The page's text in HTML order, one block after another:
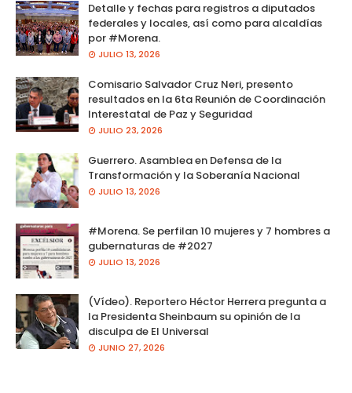
Detalle y fechas para registros a diputados
federales y locales, así como para alcaldías
por #Morena.
JULIO 13, 2026
Comisario Salvador Cruz Neri, presento
resultados en la 6ta Reunión de Coordinación
Interestatal de Paz y Seguridad
JULIO 23, 2026
Guerrero. Asamblea en Defensa de la
Transformación y la Soberanía Nacional
JULIO 13, 2026
#Morena. Se perfilan 10 mujeres y 7 hombres a
gubernaturas de #2027
JULIO 13, 2026
(Vídeo). Reportero Héctor Herrera pregunta a
la Presidenta Sheinbaum su opinión de la
disculpa de El Universal
JUNIO 27, 2026